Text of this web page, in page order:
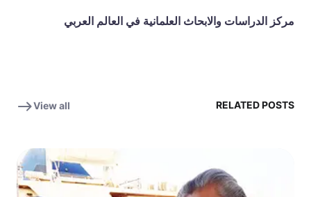
مركز الدراسات والابحاث العلمانية في العالم العربي
RELATED POSTS
View all